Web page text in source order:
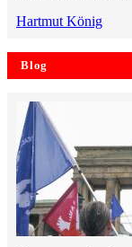
Hartmut König
Blog